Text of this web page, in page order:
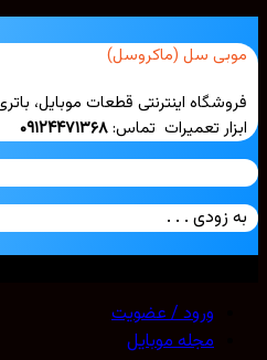
سل (ماکروسل)
اینترنتی قطعات موبایل، باتری،
تعمیرات تماس:۰۹۱۲۴۴۷۱۳۶۸
زودی . . .
ورود / عضویت
مجله موبایل